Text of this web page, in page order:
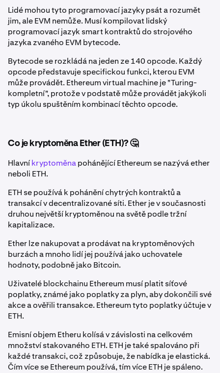
Lidé mohou tyto programovací jazyky psát a rozumět
jim, ale EVM nemůže. Musí kompilovat lidský
programovací jazyk smart kontraktů do strojového
jazyka zvaného EVM bytecode.
Bytecode se rozkládá na jeden ze 140 opcode. Každý
opcode představuje specifickou funkci, kterou EVM
může provádět. Ethereum virtual machine je "Turing-
kompletní", protože v podstatě může provádět jakýkoli
typ úkolu spuštěním kombinací těchto opcode.
Co je kryptoměna Ether (ETH)? 🤔
Hlavníkryptoměnapohánějící Ethereum se nazývá ether
neboli ETH.
ETH se používá k pohánění chytrých kontraktů a
transakcí v decentralizované síti. Ether je v současnosti
druhou největší kryptoměnou na světě podle tržní
kapitalizace.
Ether lze nakupovat a prodávat na kryptoměnových
burzách a mnoho lidí jej používá jako uchovatele
hodnoty, podobně jako Bitcoin.
Uživatelé blockchainu Ethereum musí platit síťové
poplatky, známé jako poplatky za plyn, aby dokončili své
akce a ověřili transakce. Ethereum tyto poplatky účtuje v
ETH.
Emisní objem Etheru kolísá v závislosti na celkovém
množství stakovaného ETH. ETH je také spalováno při
každé transakci, což způsobuje, že nabídka je elastická.
Čím více se Ethereum používá, tím více ETH je spáleno.